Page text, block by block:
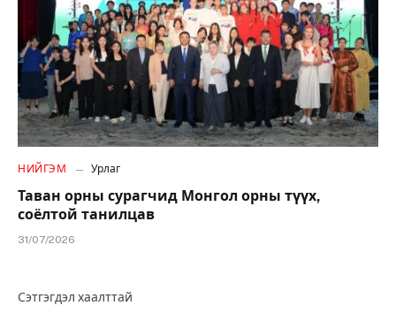
НИЙГЭМ Урлаг
Таван орны сурагчид Монгол орны түүх,
соёлтой танилцав
31/07/2026
Сэтгэгдэл хаалттай